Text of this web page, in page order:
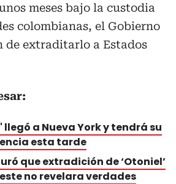
meses bajo la custodia
colombianas, el Gobierno
de extraditarlo a Estados
a Nueva York y tendrá su
esta tarde
que extradición de ‘Otoniel’
no revelara verdades